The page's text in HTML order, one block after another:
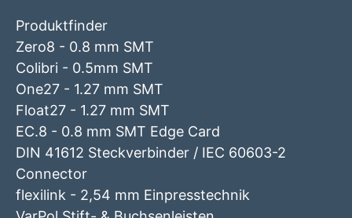
Produktfinder
Zero8 - 0.8 mm SMT
Colibri - 0.5mm SMT
One27 - 1.27 mm SMT
Float27 - 1.27 mm SMT
EC.8 - 0.8 mm SMT Edge Card
DIN 41612 Steckverbinder / IEC 60603-2
Connector
flexilink - 2,54 mm Einpresstechnik